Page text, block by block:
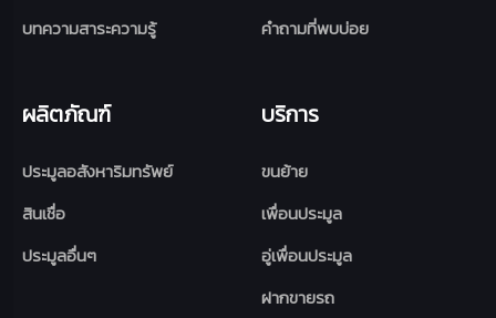
บทความสาระความรู้
คำถามที่พบบ่อย
ผลิตภัณฑ์
ประมูลอสังหาริมทรัพย์
สินเชื่อ
ประมูลอื่นๆ
บริการ
ขนย้าย
เพื่อนประมูล
อู่เพื่อนประมูล
ฝากขายรถ